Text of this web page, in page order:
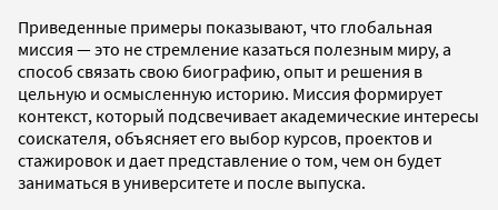
Приведенные примеры показывают, что глобальная
миссия — это не стремление казаться полезным миру, а
способ связать свою биографию, опыт и решения в
цельную и осмысленную историю. Миссия формирует
контекст, который подсвечивает академические интересы
соискателя, объясняет его выбор курсов, проектов и
стажировок и дает представление о том, чем он будет
заниматься в университете и после выпуска.